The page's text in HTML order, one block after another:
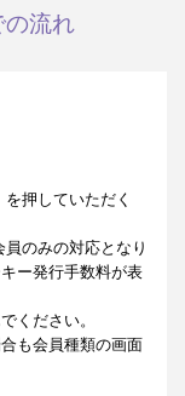
の流れ
押していただく
のみの対応となり
ー発行手数料が表
ください。
も会員種類の画面